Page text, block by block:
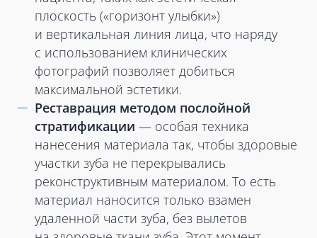
плоскость («горизонт улыбки»)
и вертикальная линия лица, что наряду
с использованием клинических
фотографий позволяет добиться
максимальной эстетики.
Реставрация методом послойной
стратификации — особая техника
нанесения материала так, чтобы здоровые
участки зуба не перекрывались
реконструктивным материалом. То есть
материал наносится только взамен
удаленной части зуба, без вылетов